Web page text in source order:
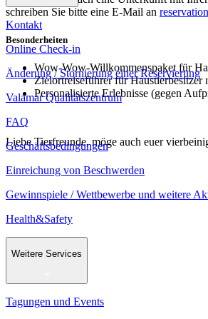
schreiben Sie bitte eine E-Mail an
Besonderheiten
Wow-Wow-Willkommenspaket für
Zielortreiseführer für
Personalisierte Erlebnisse (gegen
Liebe Tierfreunde, möge auch euer
Kontakt
Online Check-in
Änderung / Stornierung einer Reservierung
Valamar Qualitätszentrum
FAQ
Geschäftsbedingungen
Einreichung von Beschwerden
Gewinnspiele / Wettbewerbe und weitere
Health&Safety
Weitere Services
Tagungen und Events